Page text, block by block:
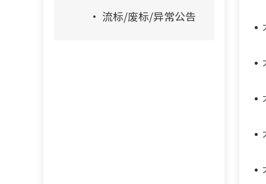
流标/废标/异常公告